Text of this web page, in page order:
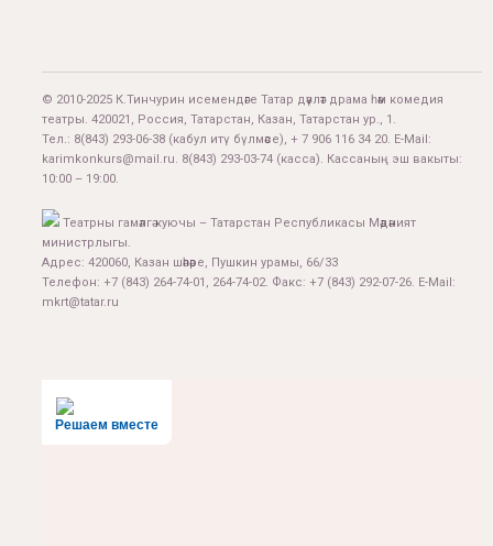
© 2010-2025 К.Тинчурин исемендәге Татар дәүләт драма һәм комедия
театры. 420021, Россия, Татарстан, Казан, Татарстан ур., 1.
Тел.: 8(843) 293-06-38 (кабул итү бүлмәсе), + 7 906 116 34 20. E-Mail:
karimkonkurs@mail.ru. 8(843) 293-03-74 (касса). Кассаның эш вакыты:
10:00 – 19:00.
Театрны гамәлгә куючы – Татарстан Республикасы Мәдәният
министрлыгы.
Адрес: 420060, Казан шәһәре, Пушкин урамы, 66/33
Телефон: +7 (843) 264-74-01, 264-74-02. Факс: +7 (843) 292-07-26. E-Mail:
mkrt@tatar.ru
Решаем вместе